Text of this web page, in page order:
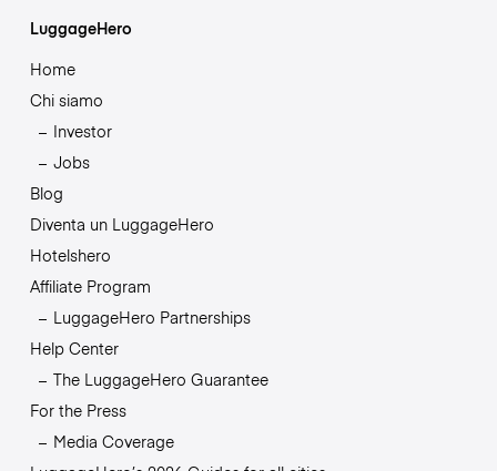
LuggageHero
Home
Chi siamo
Investor
Jobs
Blog
Diventa un LuggageHero
Hotelshero
Affiliate Program
LuggageHero Partnerships
Help Center
The LuggageHero Guarantee
For the Press
Media Coverage